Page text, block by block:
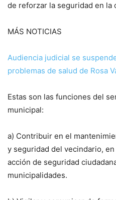
de reforzar la seguridad en la
MÁS NOTICIAS
Audiencia judicial se
problemas de salud de Rosa
Estas son las funciones del
municipal:
a) Contribuir en el
y seguridad del vecindario,
acción de seguridad
municipalidades.